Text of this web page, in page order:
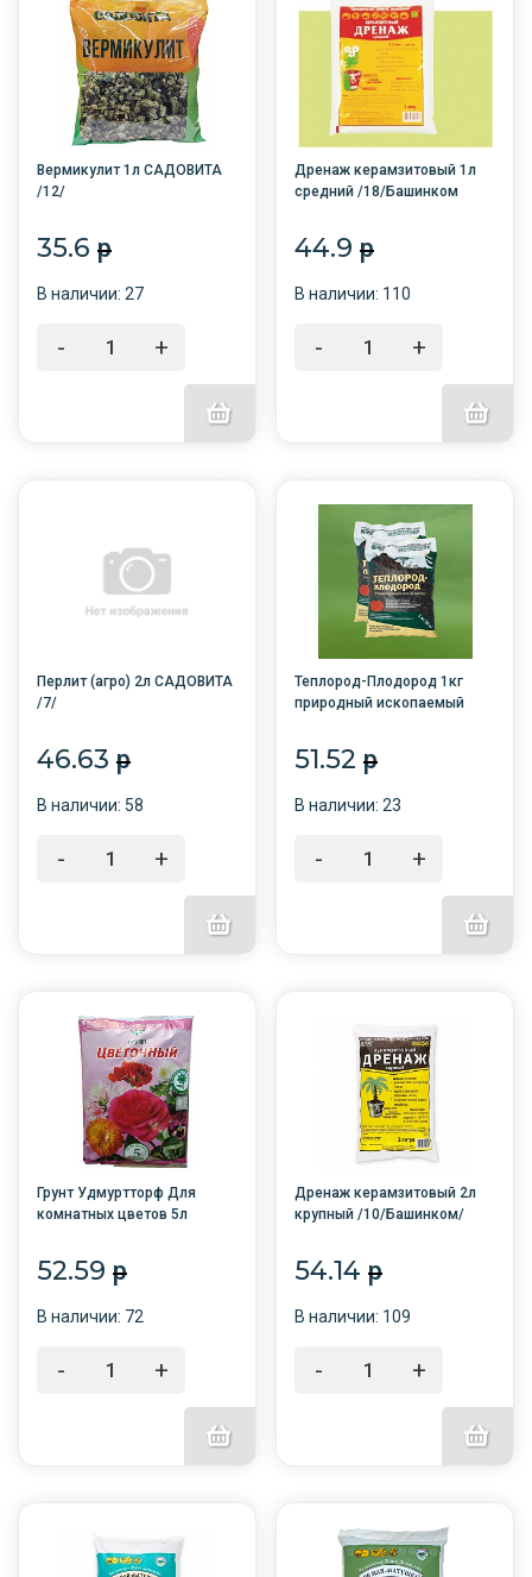
Вермикулит 1л САДОВИТА
/12/
35.6 p
В наличии: 27
- +
Дренаж керамзитовый 1л
средний /18/Башинком
44.9p
В наличии: 110
- +
Перлит (агро) 2л САДОВИТА
/7/
46.63 p
В наличии: 58
- +
Теплород-Плодород 1кг
природный ископаемый
51.52p
В наличии: 23
- +
Грунт Удмуртторф Для
комнатных цветов 5л
52.59 p
В наличии: 72
- +
Дренаж керамзитовый 2л
крупный /10/Башинком/
54.14p
В наличии: 109
- +